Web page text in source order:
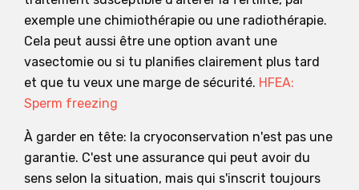
exemple une chimiothérapie ou une radiothérapie.
Cela peut aussi être une option avant une
vasectomie ou si tu planifies clairement plus tard
et que tu veux une marge de sécurité. HFEA:
Sperm freezing
À garder en tête: la cryoconservation n'est pas une
garantie. C'est une assurance qui peut avoir du
sens selon la situation, mais qui s'inscrit toujours